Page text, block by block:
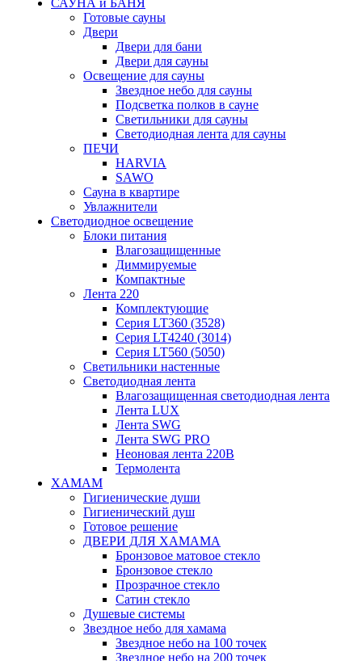
САУНА и БАНЯ
Готовые сауны
Двери
Двери для бани
Двери для сауны
Освещение для сауны
Звездное небо для сауны
Подсветка полков в сауне
Светильники для сауны
Светодиодная лента для сауны
ПЕЧИ
HARVIA
SAWO
Сауна в квартире
Увлажнители
Светодиодное освещение
Блоки питания
Влагозащищенные
Диммируемые
Компактные
Лента 220
Комплектующие
Серия LT360 (3528)
Серия LT4240 (3014)
Серия LT560 (5050)
Светильники настенные
Светодиодная лента
Влагозащищенная светодиодная лента
Лента LUX
Лента SWG
Лента SWG PRO
Неоновая лента 220В
Термолента
ХАМАМ
Гигиенические души
Гигиенический душ
Готовое решение
ДВЕРИ ДЛЯ ХАМАМА
Бронзовое матовое стекло
Бронзовое стекло
Прозрачное стекло
Сатин стекло
Душевые системы
Звездное небо для хамама
Звездное небо на 100 точек
Звездное небо на 200 точек